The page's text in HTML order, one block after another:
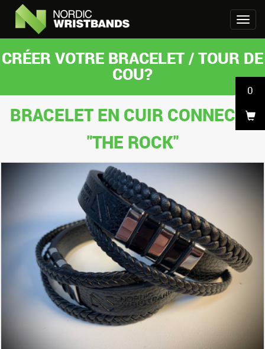
0
CRÉER VOTRE BRACELET / TOUR DE
COU?
BRACELET EN CUIR CONNECTÉ
"THE ROCK"